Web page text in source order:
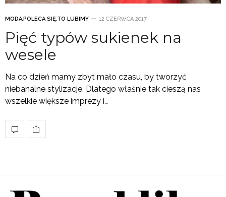
MODA,POLECA SIĘ,TO LUBIMY 12 CZERWCA 2017
Pięć typów sukienek na
wesele
Na co dzień mamy zbyt mało czasu, by tworzyć
niebanalne stylizacje. Dlatego właśnie tak cieszą nas
wszelkie większe imprezy i…